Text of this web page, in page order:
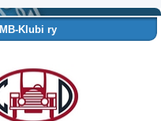
MB-Klubi ry